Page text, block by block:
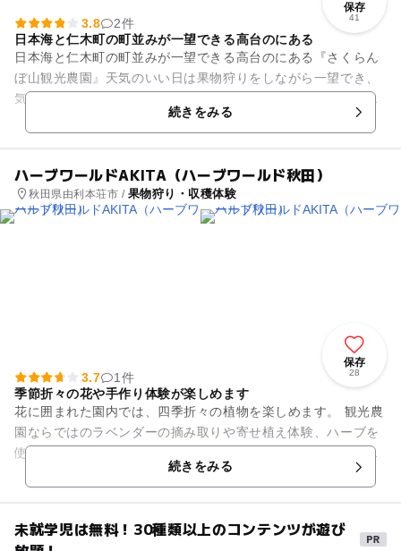
保存
41
3.8
2件
日本海と仁木町の町並みが一望できる高台のにある
日本海と仁木町の町並みが一望できる高台のにある『さくらん
ぼ山観光農園』天気のいい日は果物狩りをしながら一望でき、
気持ちがいいですよ。さくらんぼ畑は全道でも屈指の広さの施
設です。他にも時期によりイ...続きをみる
ハーブワールドAKITA（ハーブワールド秋田）
秋田県由利本荘市 / 果物狩り・収穫体験
保存
28
3.7
1件
季節折々の花や手作り体験が楽しめます
花に囲まれた園内では、四季折々の植物を楽しめます。 観光農
園ならではのラベンダーの摘み取りや寄せ植え体験、ハーブを
使った手作り体験なども出来ます。レストランでは無農薬ハー
ブを使用した食事も出来...続きをみる
未就学児は無料！30種類以上のコンテンツが遊び